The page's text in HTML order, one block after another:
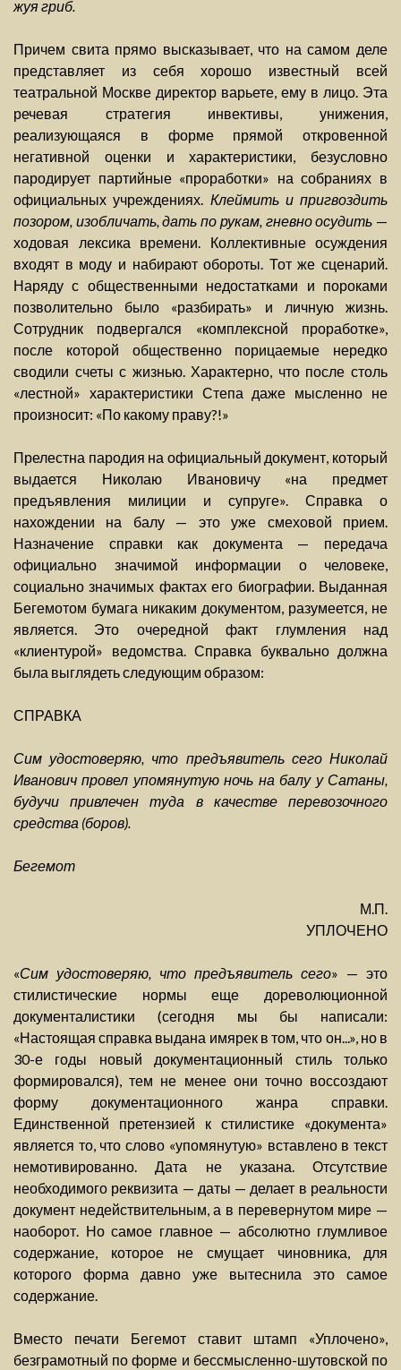
жуя гриб.
Причем свита прямо высказывает, что на самом деле
представляет из себя хорошо известный всей
театральной Москве директор варьете, ему в лицо. Эта
речевая стратегия инвективы, унижения,
реализующаяся в форме прямой откровенной
негативной оценки и характеристики, безусловно
пародирует партийные «проработки» на собраниях в
официальных учреждениях. Клеймить и пригвоздить
позором, изобличать, дать по рукам, гневно осудить —
ходовая лексика времени. Коллективные осуждения
входят в моду и набирают обороты. Тот же сценарий.
Наряду с общественными недостатками и пороками
позволительно было «разбирать» и личную жизнь.
Сотрудник подвергался «комплексной проработке»,
после которой общественно порицаемые нередко
сводили счеты с жизнью. Характерно, что после столь
«лестной» характеристики Степа даже мысленно не
произносит: «По какому праву?!»
Прелестна пародия на официальный документ, который
выдается Николаю Ивановичу «на предмет
предъявления милиции и супруге». Справка о
нахождении на балу — это уже смеховой прием.
Назначение справки как документа — передача
официально значимой информации о человеке,
социально значимых фактах его биографии. Выданная
Бегемотом бумага никаким документом, разумеется, не
является. Это очередной факт глумления над
«клиентурой» ведомства. Справка буквально должна
была выглядеть следующим образом:
СПРАВКА
Сим удостоверяю, что предъявитель сего Николай
Иванович провел упомянутую ночь на балу у Сатаны,
будучи привлечен туда в качестве перевозочного
средства (боров).
Бегемот
М.П.
УПЛОЧЕНО
«Сим удостоверяю, что предъявитель сего» — это
стилистические нормы еще дореволюционной
документалистики (сегодня мы бы написали:
«Настоящая справка выдана имярек в том, что он...», но в
30-е годы новый документационный стиль только
формировался), тем не менее они точно воссоздают
форму документационного жанра справки.
Единственной претензией к стилистике «документа»
является то, что слово «упомянутую» вставлено в текст
немотивированно. Дата не указана. Отсутствие
необходимого реквизита — даты — делает в реальности
документ недействительным, а в перевернутом мире —
наоборот. Но самое главное — абсолютно глумливое
содержание, которое не смущает чиновника, для
которого форма давно уже вытеснила это самое
содержание.
Вместо печати Бегемот ставит штамп «Уплочено»,
безграмотный по форме и бессмысленно-шутовской по